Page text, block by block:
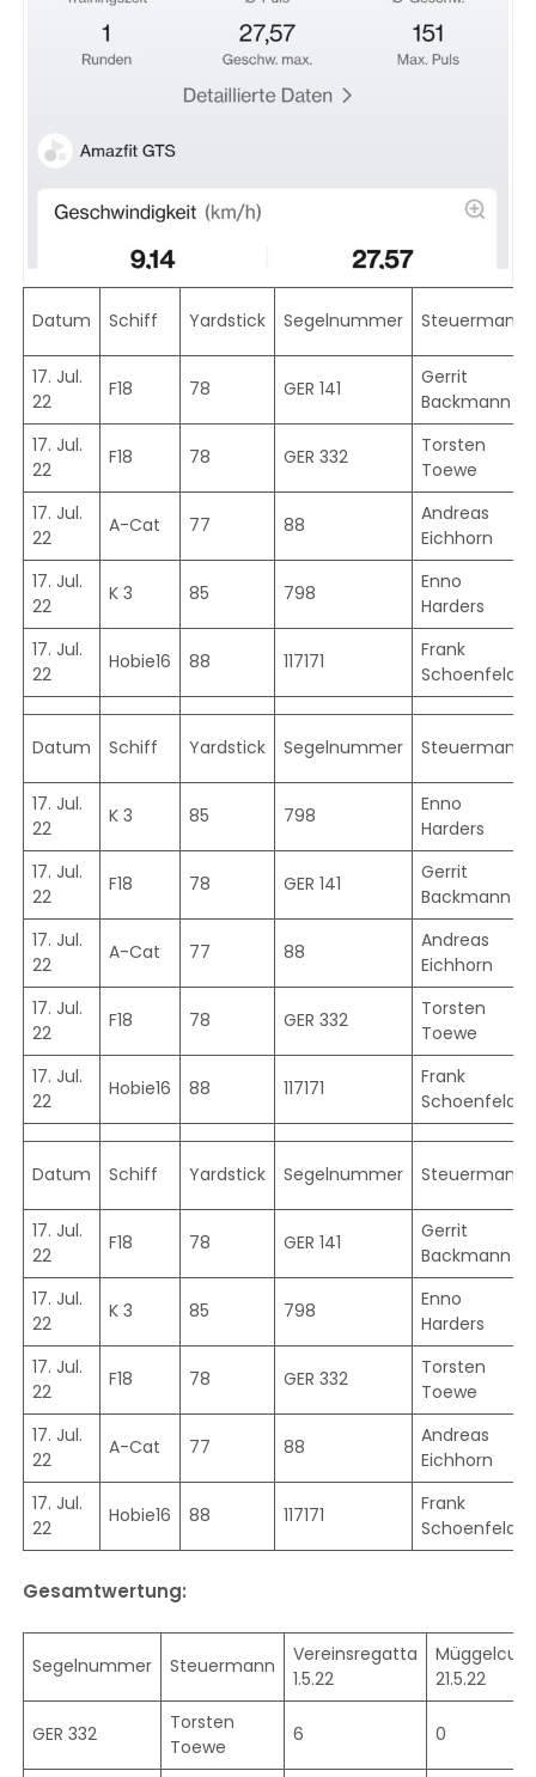
Datum Schiff Yardstick Segelnummer Steuermann
17. Jul.
22
F18 78 GER 141
Gerrit
Backmann
17. Jul.
22
F18 78 GER 332
Torsten
Toewe
17. Jul.
22
A-Cat 77 88
Andreas
Eichhorn
17. Jul.
22
K 3 85 798
Enno
Harders
17. Jul.
22
Hobie16 88 117171
Frank
Schoenfeld
Datum Schiff Yardstick Segelnummer Steuermann
17. Jul.
22
K 3 85 798
Enno
Harders
17. Jul.
22
F18 78 GER 141
Gerrit
Backmann
17. Jul.
22
A-Cat 77 88
Andreas
Eichhorn
17. Jul.
22
F18 78 GER 332
Torsten
Toewe
17. Jul.
22
Hobie16 88 117171
Frank
Schoenfeld
Datum Schiff Yardstick Segelnummer Steuermann
17. Jul.
22
F18 78 GER 141
Gerrit
Backmann
17. Jul.
22
K 3 85 798
Enno
Harders
17. Jul.
22
F18 78 GER 332
Torsten
Toewe
17. Jul.
22
A-Cat 77 88
Andreas
Eichhorn
17. Jul.
22
Hobie16 88 117171
Frank
Schoenfeld
Gesamtwertung:
Segelnummer Steuermann
Vereinsregatta
1.5.22
Müggelcup
21.5.22
GER 332
Torsten
Toewe
6 0